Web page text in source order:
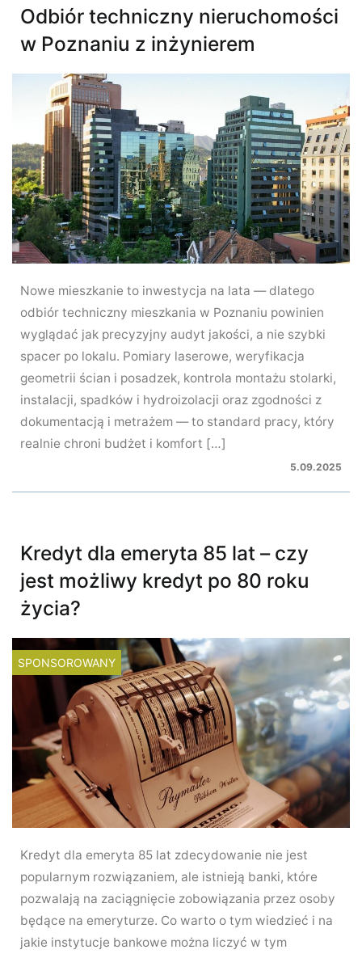
Odbiór techniczny nieruchomości
w Poznaniu z inżynierem
Nowe mieszkanie to inwestycja na lata — dlatego
odbiór techniczny mieszkania w Poznaniu powinien
wyglądać jak precyzyjny audyt jakości, a nie szybki
spacer po lokalu. Pomiary laserowe, weryfikacja
geometrii ścian i posadzek, kontrola montażu stolarki,
instalacji, spadków i hydroizolacji oraz zgodności z
dokumentacją i metrażem — to standard pracy, który
realnie chroni budżet i komfort […]
5.09.2025
Kredyt dla emeryta 85 lat – czy
jest możliwy kredyt po 80 roku
życia?
SPONSOROWANY
Kredyt dla emeryta 85 lat zdecydowanie nie jest
popularnym rozwiązaniem, ale istnieją banki, które
pozwalają na zaciągnięcie zobowiązania przez osoby
będące na emeryturze. Co warto o tym wiedzieć i na
jakie instytucje bankowe można liczyć w tym